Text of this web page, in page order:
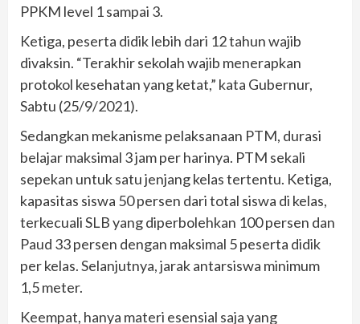
PPKM level 1 sampai 3.
Ketiga, peserta didik lebih dari 12 tahun wajib
divaksin. “Terakhir sekolah wajib menerapkan
protokol kesehatan yang ketat,” kata Gubernur,
Sabtu (25/9/2021).
Sedangkan mekanisme pelaksanaan PTM, durasi
belajar maksimal 3 jam per harinya. PTM sekali
sepekan untuk satu jenjang kelas tertentu. Ketiga,
kapasitas siswa 50 persen dari total siswa di kelas,
terkecuali SLB yang diperbolehkan 100 persen dan
Paud 33 persen dengan maksimal 5 peserta didik
per kelas. Selanjutnya, jarak antarsiswa minimum
1,5 meter.
Keempat, hanya materi esensial saja yang